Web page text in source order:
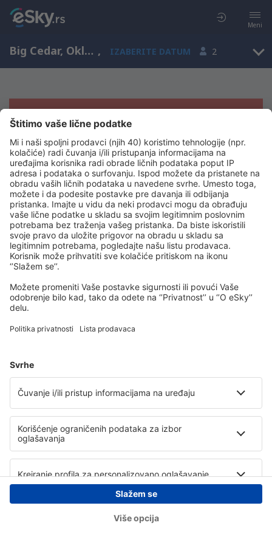
Meni
Big Cedar, Oklahoma, Sjedinjene Američke Države , IZABERITE DATUM 2
Žao nam je, ne možemo da prikažemo
rezultate
Pokušajte još jednom kad izaberete druge kriterijume
Copyright © eSky.rs. Sva prava zadržana.